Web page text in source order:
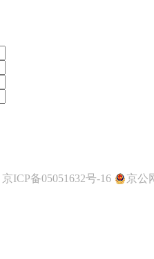
京ICP备05051632号-16 京公